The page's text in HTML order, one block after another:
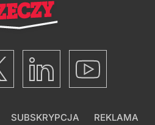
SUBSKRYPCJA REKLAMA